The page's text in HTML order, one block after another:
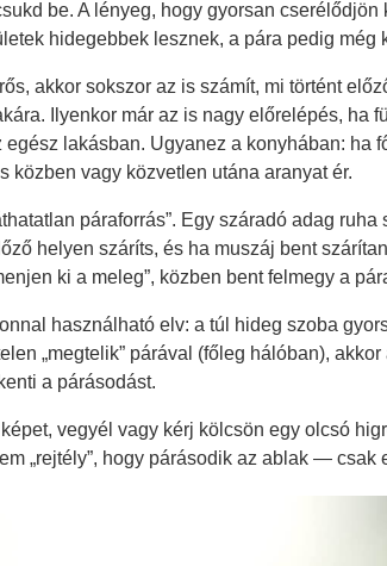
be. A lényeg, hogy gyorsan
hidegebbek lesznek, a pára pedig még
akkor sokszor az is számít, mi történt
Ilyenkor már az is nagy előrelépés, ha
egész lakásban. Ugyanez a konyhában:
közben vagy közvetlen utána aranyat ér.
páraforrás”. Egy száradó adag
helyen száríts, és ha muszáj bent
ki a meleg”, közben bent felmegy a
használható elv: a túl hideg szoba
„megtelik” párával (főleg hálóban),
a párásodást.
vegyél vagy kérj kölcsön egy olcsó
„rejtély”, hogy párásodik az ablak —